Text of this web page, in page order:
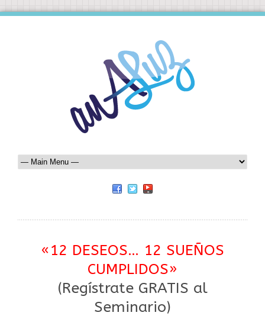
«12 DESEOS… 12 SUEÑOS
CUMPLIDOS»
(Regístrate GRATIS al
Seminario)